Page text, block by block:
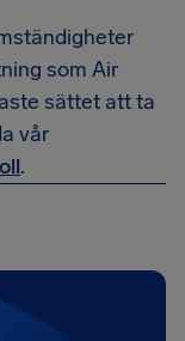
som Air
sättet att ta
vår
.